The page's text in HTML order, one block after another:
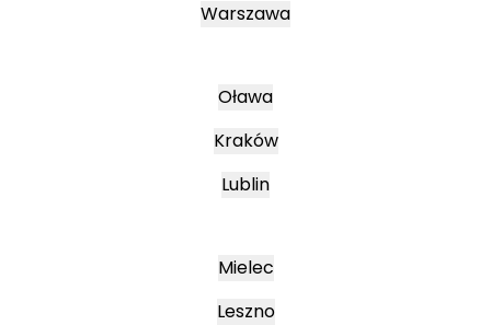
Warszawa
Oława
Kraków
Lublin
Mielec
Leszno